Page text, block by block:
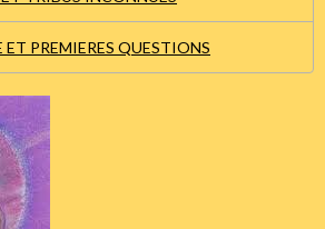
ET PREMIERES QUESTIONS